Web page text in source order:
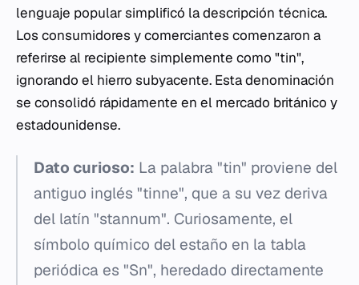
lenguaje popular simplificó la descripción técnica.
Los consumidores y comerciantes comenzaron a
referirse al recipiente simplemente como "tin",
ignorando el hierro subyacente. Esta denominación
se consolidó rápidamente en el mercado británico y
estadounidense.
Dato curioso: La palabra "tin" proviene del
antiguo inglés "tinne", que a su vez deriva
del latín "stannum". Curiosamente, el
símbolo químico del estaño en la tabla
periódica es "Sn", heredado directamente